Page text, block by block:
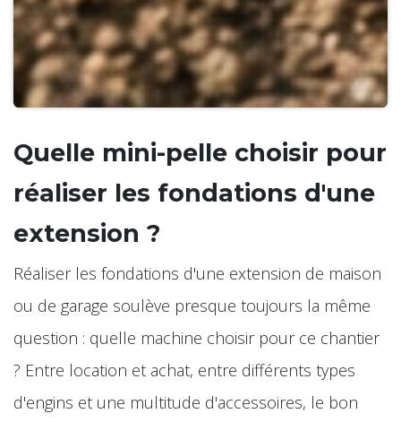
Quelle mini-pelle choisir pour
réaliser les fondations d'une
extension ?
Réaliser les fondations d'une extension de maison
ou de garage soulève presque toujours la même
question : quelle machine choisir pour ce chantier
? Entre location et achat, entre différents types
d'engins et une multitude d'accessoires, le bon